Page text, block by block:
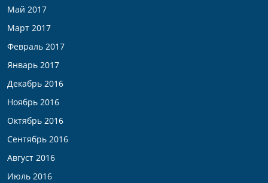
Май 2017
Март 2017
Февраль 2017
Январь 2017
Декабрь 2016
Ноябрь 2016
Октябрь 2016
Сентябрь 2016
Август 2016
Июль 2016